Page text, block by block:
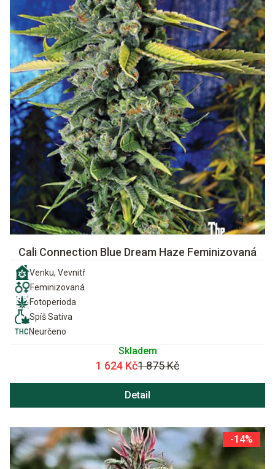
Cali Connection Blue Dream Haze Feminizovaná
Venku, Vevnitř
Feminizovaná
Fotoperioda
Spíš Sativa
Neurčeno
Skladem
1 624 Kč1 875 Kč
Detail
-14%